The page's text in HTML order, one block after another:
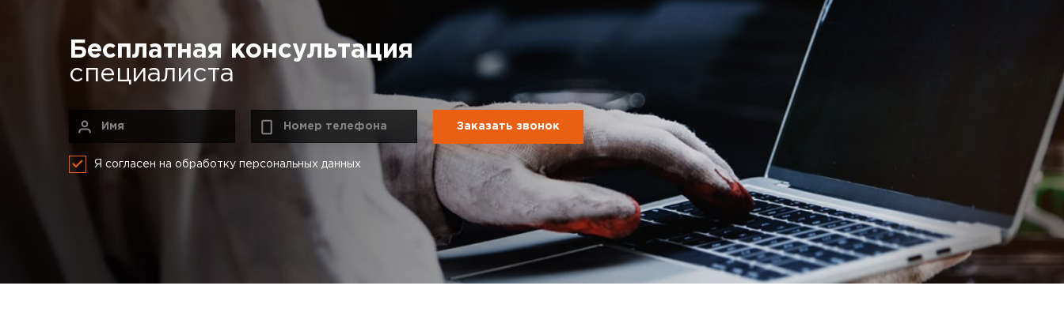
Бесплатная консультация
специалиста
Я согласен на обработку персональных данных